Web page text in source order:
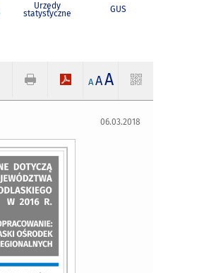
Urzędy
statystyczne GUS
A AA
06.03.2018